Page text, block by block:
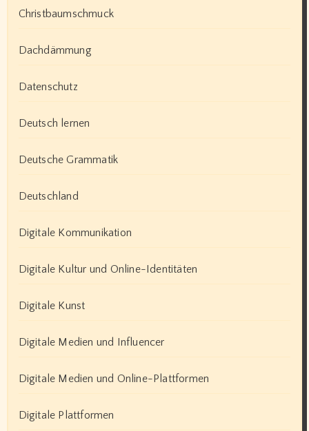
Christbaumschmuck
Dachdämmung
Datenschutz
Deutsch lernen
Deutsche Grammatik
Deutschland
Digitale Kommunikation
Digitale Kultur und Online-Identitäten
Digitale Kunst
Digitale Medien und Influencer
Digitale Medien und Online-Plattformen
Digitale Plattformen